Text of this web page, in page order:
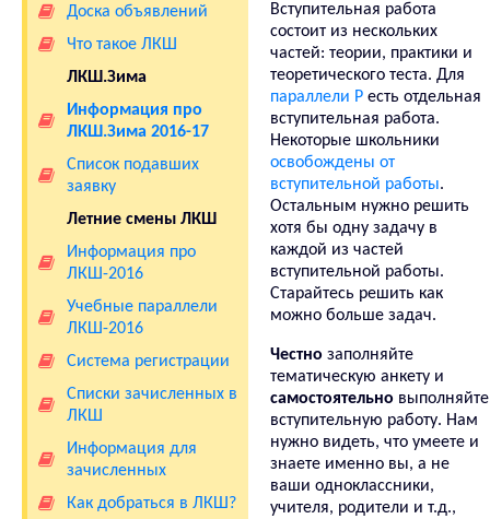
Доска объявлений
Что такое ЛКШ
ЛКШ.Зима
Информация про
ЛКШ.Зима 2016-17
Список подавших
заявку
Летние смены ЛКШ
Информация про
ЛКШ-2016
Учебные параллели
ЛКШ-2016
Система регистрации
Списки зачисленных в
ЛКШ
Информация для
зачисленных
Как добраться в ЛКШ?
Вступительная работа
состоит из нескольких
частей: теории, практики и
теоретического теста. Для
параллели P есть отдельная
вступительная работа.
Некоторые школьники
освобождены от
вступительной работы.
Остальным нужно решить
хотя бы одну задачу в
каждой из частей
вступительной работы.
Старайтесь решить как
можно больше задач.
Честно заполняйте
тематическую анкету и
самостоятельно выполняйте
вступительную работу. Нам
нужно видеть, что умеете и
знаете именно вы, а не
ваши одноклассники,
учителя, родители и т.д.,